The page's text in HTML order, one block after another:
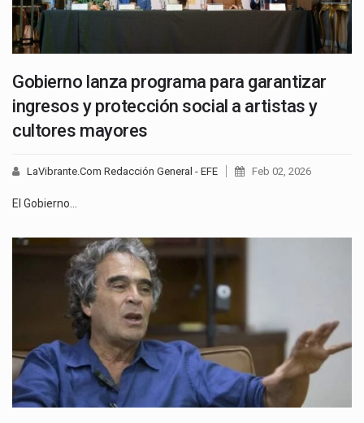
Gobierno lanza programa para garantizar
ingresos y protección social a artistas y
cultores mayores
LaVibrante.Com Redacción General - EFE Feb 02, 2026
El Gobierno…